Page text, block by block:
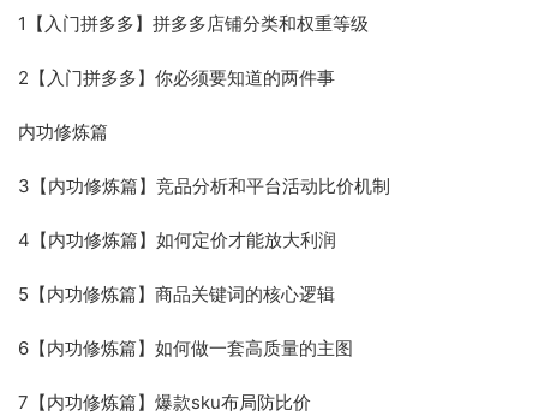
1【入门拼多多】拼多多店铺分类和权重等级
2【入门拼多多】你必须要知道的两件事
内功修炼篇
3【内功修炼篇】竞品分析和平台活动比价机制
4【内功修炼篇】如何定价才能放大利润
5【内功修炼篇】商品关键词的核心逻辑
6【内功修炼篇】如何做一套高质量的主图
7【内功修炼篇】爆款sku布局防比价